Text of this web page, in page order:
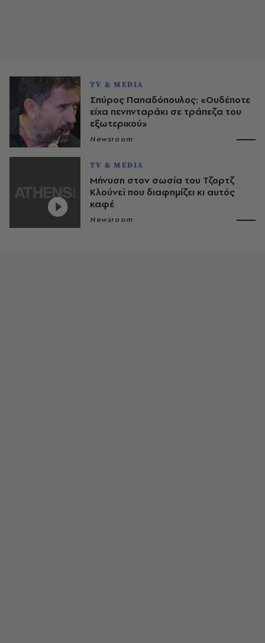
TV & MEDIA
Σπύρος Παπαδόπουλος: «Ουδέποτε
είχα πενηνταράκι σε τράπεζα του
εξωτερικού»
Newsroom
TV & MEDIA
Μήνυση στον σωσία του Τζορτζ
Κλούνεϊ που διαφημίζει κι αυτός
καφέ
Newsroom